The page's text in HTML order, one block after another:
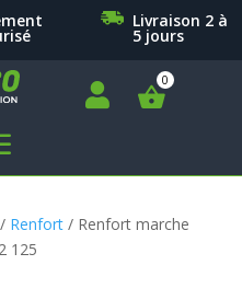
Livraison 2 à
5 jours

Renfort/ Renfort marche
125